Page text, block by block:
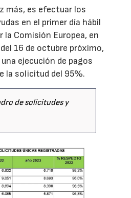
más, es efectuar los
en el primer día hábil
la Comisión Europea, en
16 de octubre próximo,
ejecución de pagos
la solicitud del 95%.
de solicitudes y